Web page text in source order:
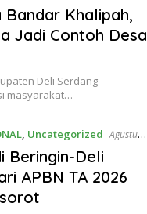
Khalipah,
Jadi Contoh Desa
Deli Serdang
masyarakat…
, Uncategorized Agustus
Beringin-Deli
APBN TA 2026